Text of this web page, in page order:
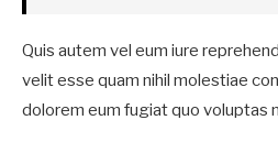
Quis autem vel eum iure
velit esse quam nihil molestiae
dolorem eum fugiat quo voluptas